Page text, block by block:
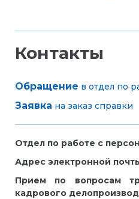
Контакты
Обращение в отдел по
Заявка на заказ справки
Отдел по работе с
Адрес электронной
Прием по вопросам
кадрового